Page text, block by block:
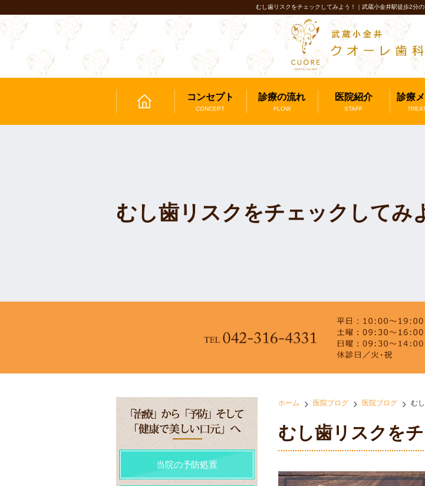
むし歯リスクをチェックしてみよう！｜武蔵小金井駅徒歩2分
コンセプト
CONCEPT
診療の流れ
FLOW
医院紹介
STAFF
診療
むし歯リスクをチェックしてみ
ホーム 医院ブログ 医院ブログ む
むし歯リスクを
当院の予防処置